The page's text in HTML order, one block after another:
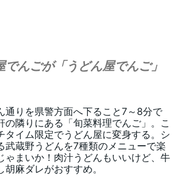
んごが「うどん屋でんご」
通りを県警方面へ下ること7～8分で
の隣りにある「旬菜料理でんご」。こ
タイム限定でうどん屋に変身する。シ
武蔵野うどんを7種類のメニューで楽
ゃまいか！肉汁うどんもいいけど、牛
麻ダレがおすすめ。